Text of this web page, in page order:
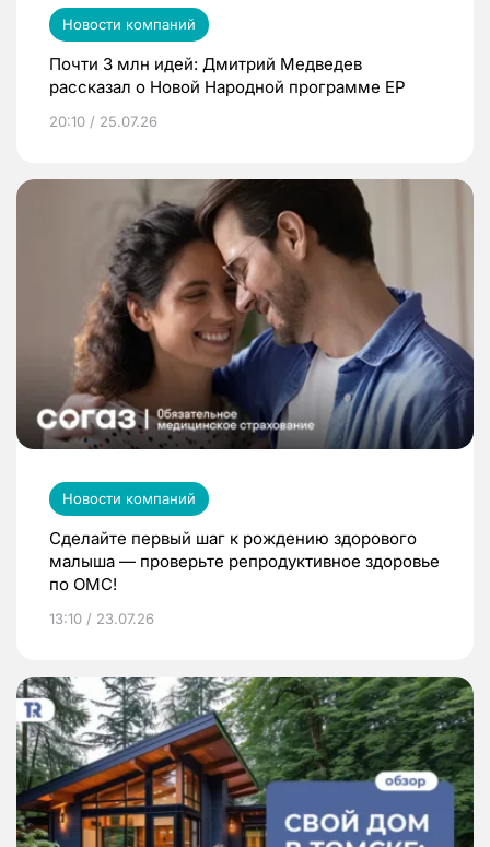
Новости компаний
Почти 3 млн идей: Дмитрий Медведев
рассказал о Новой Народной программе ЕР
20:10 / 25.07.26
Новости компаний
Сделайте первый шаг к рождению здорового
малыша — проверьте репродуктивное здоровье
по ОМС!
13:10 / 23.07.26